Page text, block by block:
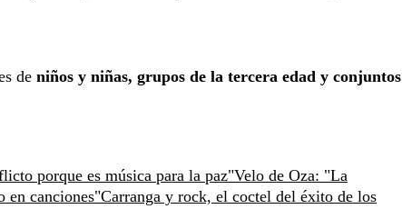
de niños y niñas, grupos de la tercera edad y conjuntos
porque es música para la paz"Velo de Oza: "La
en canciones"Carranga y rock, el coctel del éxito de los